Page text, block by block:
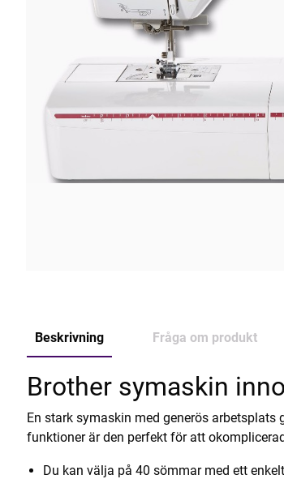
Beskrivning Fråga om produkt
Brother symaskin
En stark symaskin med generös
funktioner är den perfekt för att
Du kan välja på 40 sömmar med ett